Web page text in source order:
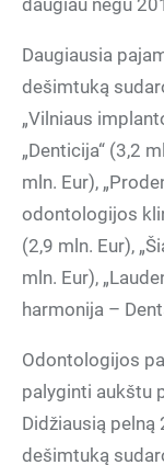
daugiau negu
Daugiausia
dešimtuką
„Vilniaus
„Denticija“ (3,2
mln. Eur),
odontologijos
(2,9 mln. Eur),
mln. Eur),
harmonija –
Odontologijos
palyginti aukštu
Didžiausią
dešimtuką